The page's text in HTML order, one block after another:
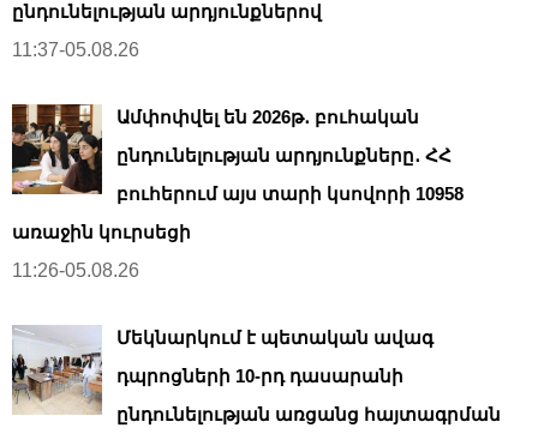
ընդունելության արդյունքներով
11:37-05.08.26
Ամփոփվել են 2026թ․ բուհական
ընդունելության արդյունքները․ ՀՀ
բուհերում այս տարի կսովորի 10958
առաջին կուրսեցի
11:26-05.08.26
Մեկնարկում է պետական ավագ
դպրոցների 10-րդ դասարանի
ընդունելության առցանց հայտագրման